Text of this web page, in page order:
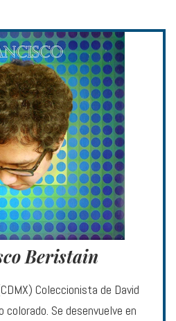
Beristain
Coleccionista de David
colorado. Se desenvuelve en